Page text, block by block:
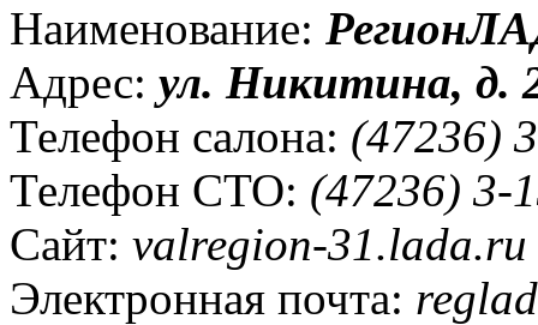
Наименование:
Адрес: ул. Никитина, д.
Телефон салона: (47236)
Телефон СТО: (47236) 3-
Сайт: valregion-31.lada.ru
Электронная почта: